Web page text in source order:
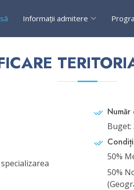
Informații admitere
specializarea
Număr
Buget:
50%
50%